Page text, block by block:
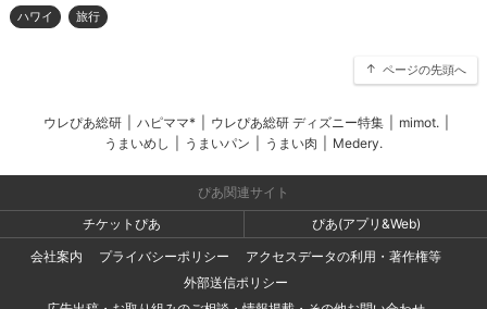
ハワイ 旅行
ページの先頭へ
ウレぴあ総研 ハピママ* ウレぴあ総研 ディズニー特集 mimot.
うまいめし
うまいパン うまい肉 Medery.
ぴあ関連サイト
チケットぴあ
ぴあ(アプリ&Web)
会社案内
プライバシーポリシー
アクセスデータの利用・著作権等
外部送信ポリシー